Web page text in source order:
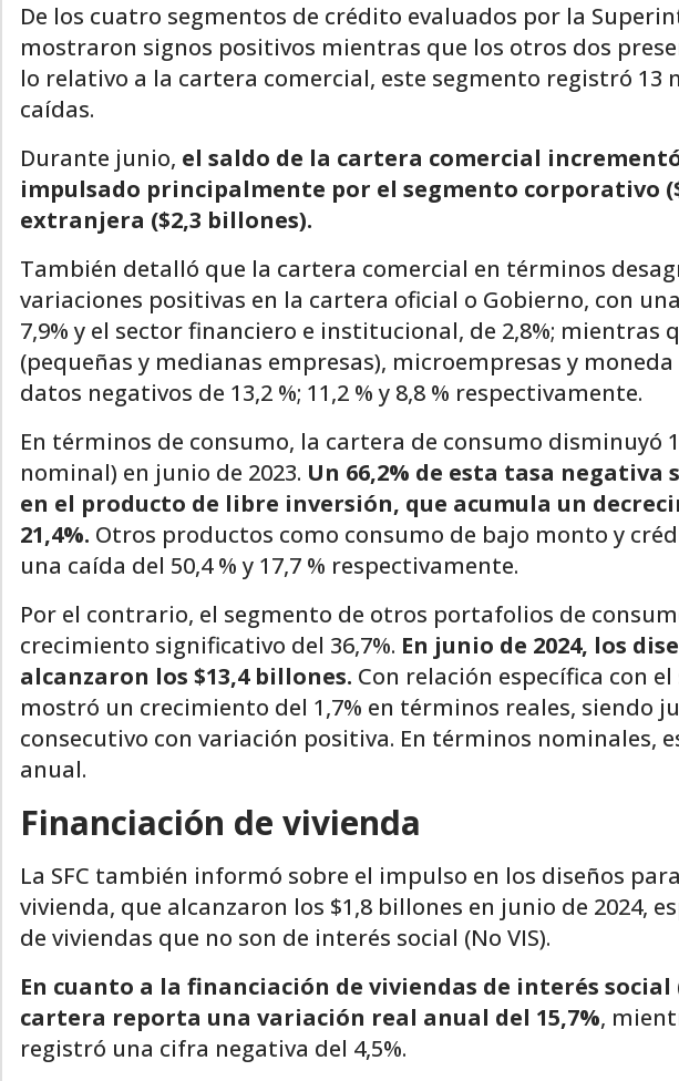
De los cuatro segmentos de crédito evaluados por la
mostraron signos positivos mientras que los otros dos
lo relativo a la cartera comercial, este segmento registró 13
caídas.
Durante junio, el saldo de la cartera comercial
impulsado principalmente por el segmento corporativo
extranjera ($2,3 billones).
También detalló que la cartera comercial en términos
variaciones positivas en la cartera oficial o Gobierno, con
7,9% y el sector financiero e institucional, de 2,8%; mientras
(pequeñas y medianas empresas), microempresas y
datos negativos de 13,2 %; 11,2 % y 8,8 % respectivamente.
En términos de consumo, la cartera de consumo disminuyó
nominal) en junio de 2023. Un 66,2% de esta tasa negativa
en el producto de libre inversión, que acumula un
21,4%. Otros productos como consumo de bajo monto y
una caída del 50,4 % y 17,7 % respectivamente.
Por el contrario, el segmento de otros portafolios de
crecimiento significativo del 36,7%. En junio de 2024, los
alcanzaron los $13,4 billones. Con relación específica con
mostró un crecimiento del 1,7% en términos reales, siendo
consecutivo con variación positiva. En términos nominales,
anual.
Financiación de vivienda
La SFC también informó sobre el impulso en los diseños
vivienda, que alcanzaron los $1,8 billones en junio de 2024,
de viviendas que no son de interés social (No VIS).
En cuanto a la financiación de viviendas de interés social
cartera reporta una variación real anual del 15,7%,
registró una cifra negativa del 4,5%.